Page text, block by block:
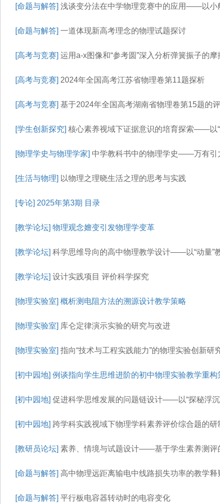
[命题与解答] 浅谈变分法在中学物理竞赛中的应用——以小
[命题与解答] 一道体现新高考理念的物理试题探讨
[高考与竞赛] 运用a-x图像和“参考圆”深入分析弹簧振子的
[高考与竞赛] 2024年全国高考江苏省物理卷第11题探析
[高考与竞赛] 基于2024年全国高考湖南省物理卷第15题的
[学生创新探究] 核心素养视域下证据意识的培育探索——以“
[物理学史与物理学家] 中学教科书中的物理学史——万有引
[生活与物理] 以物理之理晓生活之理的思考与实践
[专论] 2025年第3期 目录
[教学论坛] 物理观念嬗变引发物理学变革
[教学论坛] 科学思维导向的高中物理教学设计——以“动量”
[教学论坛] 设计实践项目 评价科学探究
[物理实验室] 概析测电阻方法的溯源设计教学策略
[物理实验室] 库仑定律演示实验的研究与改进
[物理实验室] 指向“技术与工程实践能力”的物理实验创新
[初中园地] 例谈指向学生思维进阶的初中物理实验教学重构
[初中园地] 促进科学思维发展的问题链设计——以“探秘浮沉
[初中园地] 跨学科实践视域下物理学科素养评价综合题的
[教研员论坛] 素养、情境与试题设计——基于学生素养测评
[命题与解答] 高中物理远距离输电中线路损失功率的教学释
[命题与解答] 平行板电容器转动时的电容变化